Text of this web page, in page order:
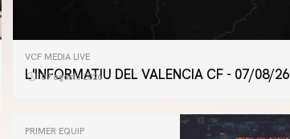
VCF MEDIA LIVE
L'INFORMATIU DEL VALENCIA CF - 07/08/26
07 agosto 2026
PRIMER EQUIP